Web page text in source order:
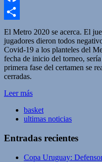
Facebook
Compartir
El Metro 2020 se acerca. El
jugadores dieron todos
Covid-19 a los planteles del
fecha de inicio del torneo,
primera fase del certamen se
cerradas.
Leer más
basket
ultimas noticias
Entradas recientes
Copa Uruguay: